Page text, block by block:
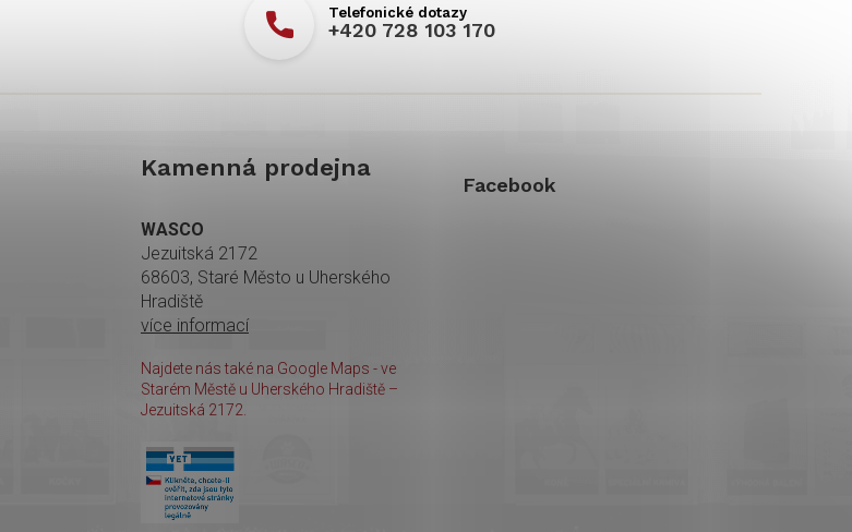
+420 728 103 170
Kamenná prodejna
WASCO
Jezuitská 2172
68603, Staré Město u Uherského
Hradiště
více informací
Najdete nás také na Google Maps - ve
Starém Městě u Uherského Hradiště –
Jezuitská 2172.
Facebook